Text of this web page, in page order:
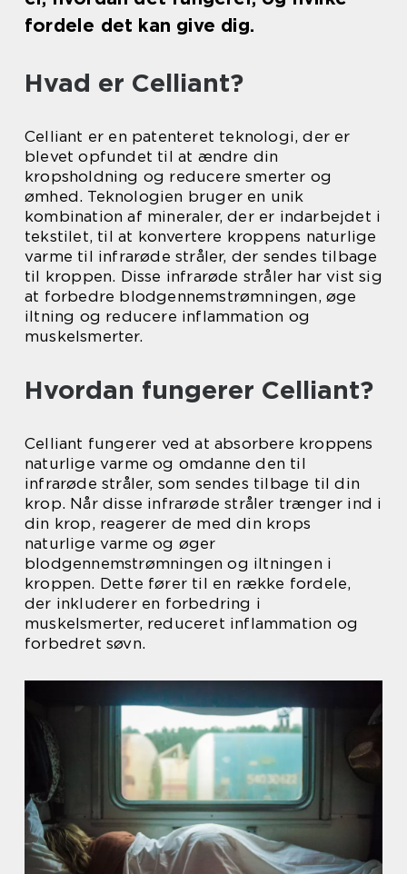
fordele det kan give dig.
Hvad er Celliant?
Celliant er en patenteret teknologi, der er
blevet opfundet til at ændre din
kropsholdning og reducere smerter og
ømhed. Teknologien bruger en unik
kombination af mineraler, der er indarbejdet i
tekstilet, til at konvertere kroppens naturlige
varme til infrarøde stråler, der sendes tilbage
til kroppen. Disse infrarøde stråler har vist sig
at forbedre blodgennemstrømningen, øge
iltning og reducere inflammation og
muskelsmerter.
Hvordan fungerer Celliant?
Celliant fungerer ved at absorbere kroppens
naturlige varme og omdanne den til
infrarøde stråler, som sendes tilbage til din
krop. Når disse infrarøde stråler trænger ind i
din krop, reagerer de med din krops
naturlige varme og øger
blodgennemstrømningen og iltningen i
kroppen. Dette fører til en række fordele,
der inkluderer en forbedring i
muskelsmerter, reduceret inflammation og
forbedret søvn.